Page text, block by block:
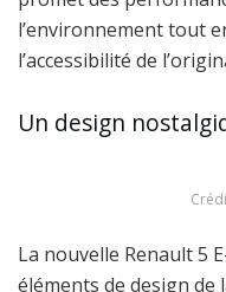
l’environnement tout
l’accessibilité de
Un design
La nouvelle Renault 5
éléments de design de